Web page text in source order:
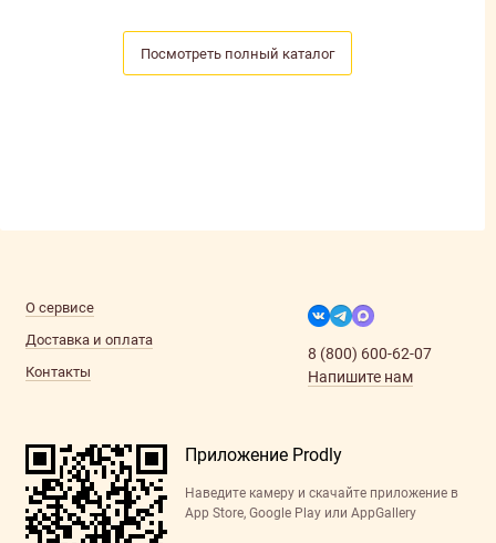
Посмотреть полный каталог
О сервисе
Доставка и оплата
Контакты
8 (800) 600-62-07
Напишите нам
Приложение Prodly
Наведите камеру и скачайте приложение в
App Store, Google Play или AppGallery